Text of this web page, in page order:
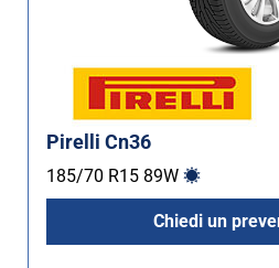
Pirelli Cn36
185/70 R15 89W
Chiedi un